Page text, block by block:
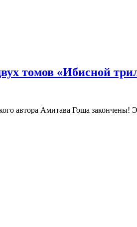
томов «Ибисной
автора Амитава Гоша